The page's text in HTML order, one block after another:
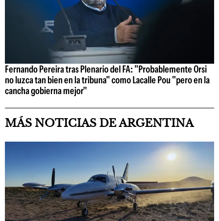
Fernando Pereira tras Plenario del FA: "Probablemente Orsi
no luzca tan bien en la tribuna" como Lacalle Pou "pero en la
cancha gobierna mejor"
MÁS NOTICIAS DE ARGENTINA